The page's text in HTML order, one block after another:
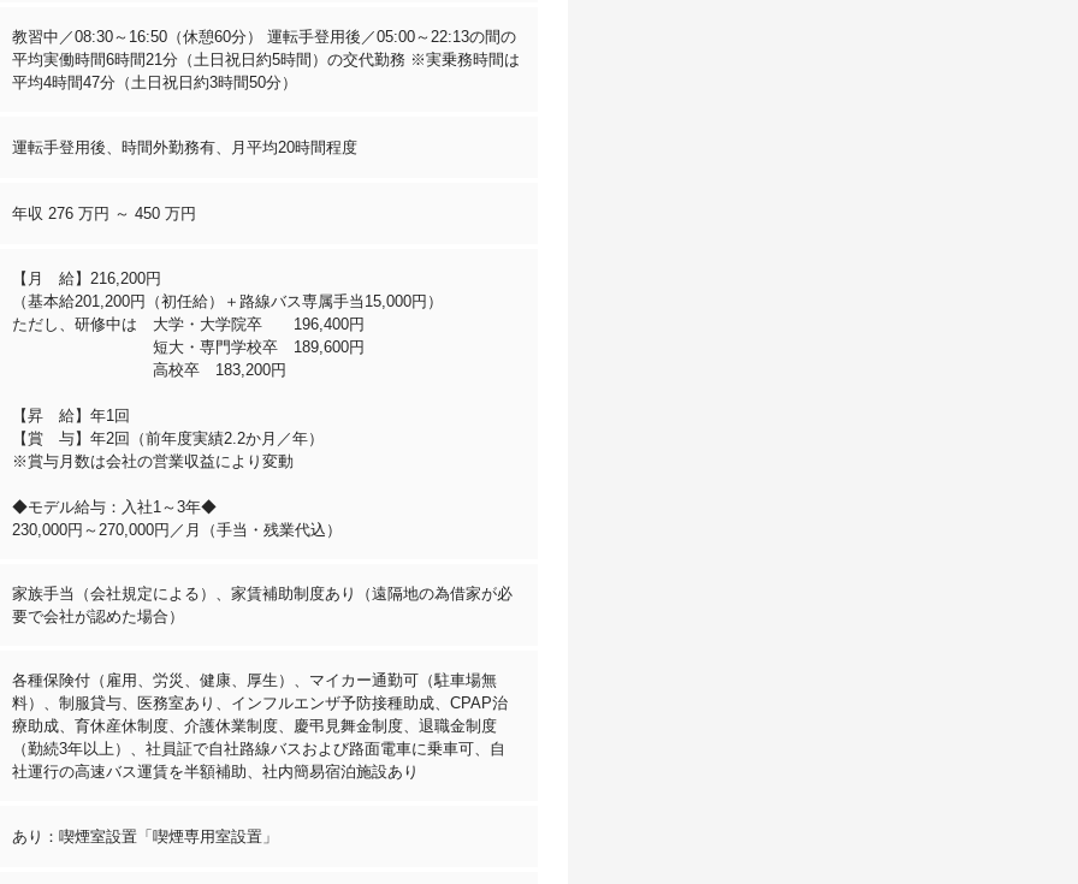
教習中／08:30～16:50（休憩60分） 運転手登用後／05:00～22:13の間の
平均実働時間6時間21分（土日祝日約5時間）の交代勤務 ※実乗務時間は
平均4時間47分（土日祝日約3時間50分）
運転手登用後、時間外勤務有、月平均20時間程度
年収 276 万円 ～ 450 万円
【月 給】216,200円
（基本給201,200円（初任給）＋路線バス専属手当15,000円）
ただし、研修中は 大学・大学院卒 196,400円
短大・専門学校卒 189,600円
高校卒 183,200円
【昇 給】年1回
【賞 与】年2回（前年度実績2.2か月／年）
※賞与月数は会社の営業収益により変動
◆モデル給与：入社1～3年◆
230,000円～270,000円／月（手当・残業代込）
家族手当（会社規定による）、家賃補助制度あり（遠隔地の為借家が必
要で会社が認めた場合）
各種保険付（雇用、労災、健康、厚生）、マイカー通勤可（駐車場無
料）、制服貸与、医務室あり、インフルエンザ予防接種助成、CPAP治
療助成、育休産休制度、介護休業制度、慶弔見舞金制度、退職金制度
（勤続3年以上）、社員証で自社路線バスおよび路面電車に乗車可、自
社運行の高速バス運賃を半額補助、社内簡易宿泊施設あり
あり：喫煙室設置「喫煙専用室設置」